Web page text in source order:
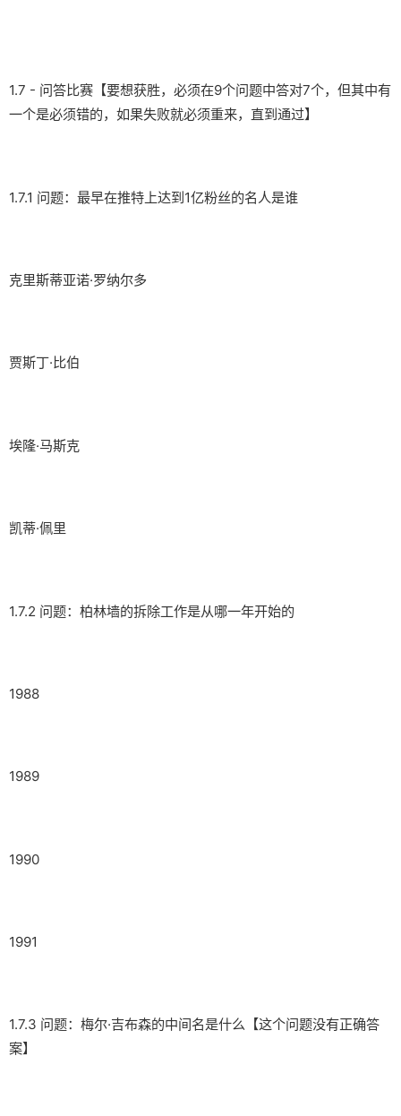
1.7 - 问答比赛【要想获胜，必须在9个问题中答对7个，但其中有
一个是必须错的，如果失败就必须重来，直到通过】
1.7.1 问题：最早在推特上达到1亿粉丝的名人是谁
克里斯蒂亚诺·罗纳尔多
贾斯丁·比伯
埃隆·马斯克
凯蒂·佩里
1.7.2 问题：柏林墙的拆除工作是从哪一年开始的
1988
1989
1990
1991
1.7.3 问题：梅尔·吉布森的中间名是什么【这个问题没有正确答
案】